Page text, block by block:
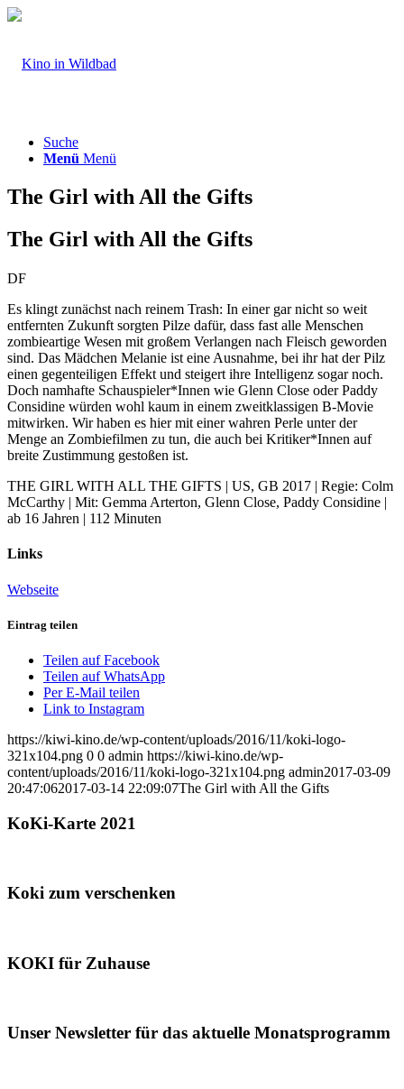
Suche
Menü Menü
The Girl with All the Gifts
The Girl with All the Gifts
DF
Es klingt zunächst nach reinem Trash: In einer gar nicht so weit
entfernten Zukunft sorgten Pilze dafür, dass fast alle Menschen
zombieartige Wesen mit großem Verlangen nach Fleisch geworden
sind. Das Mädchen Melanie ist eine Ausnahme, bei ihr hat der Pilz
einen gegenteiligen Effekt und steigert ihre Intelligenz sogar noch.
Doch namhafte Schauspieler*Innen wie Glenn Close oder Paddy
Considine würden wohl kaum in einem zweitklassigen B-Movie
mitwirken. Wir haben es hier mit einer wahren Perle unter der
Menge an Zombiefilmen zu tun, die auch bei Kritiker*Innen auf
breite Zustimmung gestoßen ist.
THE GIRL WITH ALL THE GIFTS | US, GB 2017 | Regie: Colm
McCarthy | Mit: Gemma Arterton, Glenn Close, Paddy Considine |
ab 16 Jahren | 112 Minuten
Links
Webseite
Eintrag teilen
Teilen auf Facebook
Teilen auf WhatsApp
Per E-Mail teilen
Link to Instagram
https://kiwi-kino.de/wp-content/uploads/2016/11/koki-logo-
321x104.png 0 0 admin https://kiwi-kino.de/wp-
content/uploads/2016/11/koki-logo-321x104.png admin2017-03-09
20:47:062017-03-14 22:09:07The Girl with All the Gifts
KoKi-Karte 2021
Koki zum verschenken
KOKI für Zuhause
Unser Newsletter für das aktuelle Monatsprogramm